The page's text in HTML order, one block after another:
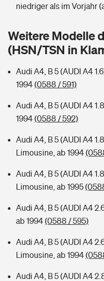
Hochwasser-Check: Wie
Wer versichert was: Jetzt
Sie haben Fragen?
Private Cyberversicherung
Zur Übersicht
Tools
Kinderunfall-Check: Mehr
Sie haben Fragen?
Wer versichert was: Jetzt
Sie haben Fragen?
Rentenrechner: Wie viel
niedriger als im Vorjahr
Weitere Modelle
(HSN/TSN in
Audi A4, B 5 (AUDI A4
1994(0588 / 591)
Audi A4, B 5 (AUDI A4
1994(0588 / 592)
Audi A4, B 5 (AUDI A4
Limousine, ab 1994
Audi A4, B 5 (AUDI A4
Limousine, ab 1995
Audi A4, B 5 (AUDI A4
ab 1994(0588 / 595)
Audi A4, B 5 (AUDI A4
Limousine, ab 1994
Audi A4, B 5 (AUDI A4